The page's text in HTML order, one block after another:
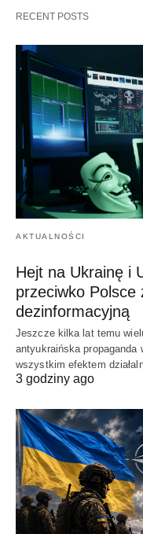
RECENT POSTS
AKTUALNOŚCI
Hejt na Ukrainę i
przeciwko Polsce
dezinformacyjną
Jeszcze kilka lat temu
antyukraińska
wszystkim efektem
3 godziny ago